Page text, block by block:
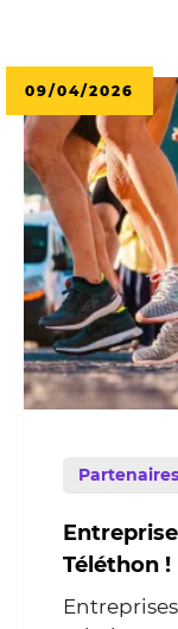
09/04/2026
Partenaires
Téléthon !